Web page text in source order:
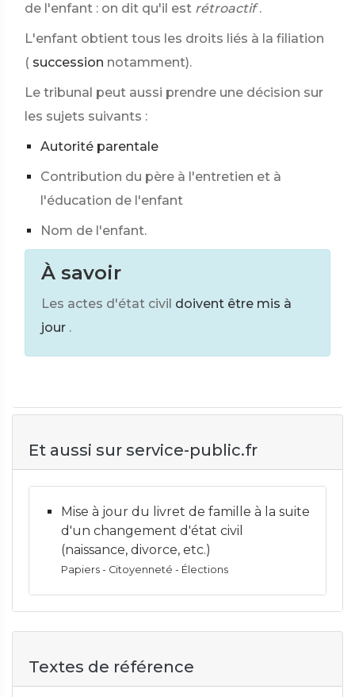
de l'enfant : on dit qu'il est rétroactif .
L'enfant obtient tous les droits liés à la filiation
( succession notamment).
Le tribunal peut aussi prendre une décision sur
les sujets suivants :
Autorité parentale
Contribution du père à l'entretien et à
l'éducation de l'enfant
Nom de l'enfant.
À savoir
Les actes d'état civil doivent être mis à
jour .
Et aussi sur service-public.fr
Mise à jour du livret de famille à la suite
d'un changement d'état civil
(naissance, divorce, etc.)
Papiers - Citoyenneté - Élections
Textes de référence